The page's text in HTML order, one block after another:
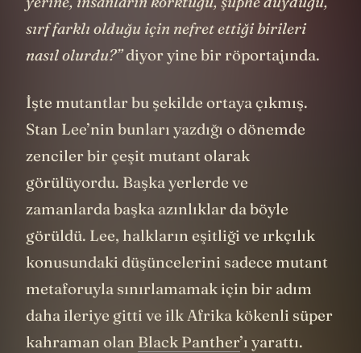
sırf farklı olduğu için nefret ettiği birileri
nasıl olurdu?”diyor yine bir röportajında.
İşte mutantlar bu şekilde ortaya çıkmış.
Stan Lee’nin bunları yazdığı o dönemde
zenciler bir çeşit mutant olarak
görülüyordu. Başka yerlerde ve
zamanlarda başka azınlıklar da böyle
görüldü. Lee, halkların eşitliği ve ırkçılık
konusundaki düşüncelerini sadece mutant
metaforuyla sınırlamamak için bir adım
daha ileriye gitti ve ilk Afrika kökenli süper
kahraman olan Black Panther’ı yarattı.